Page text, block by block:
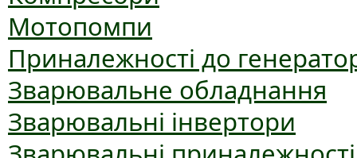
Мотопомпи
Приналежності до
Зварювальне обладнання
Зварювальні інвертори